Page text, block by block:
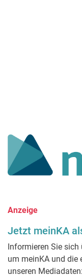
Anzeige
Jetzt meinKA
Informieren Sie
um meinKA und die
unseren Mediadaten: